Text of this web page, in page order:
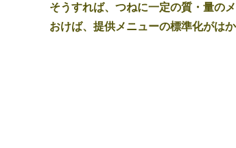
そうすれば、つねに一定の質・量の
おけば、提供メニューの標準化がはか